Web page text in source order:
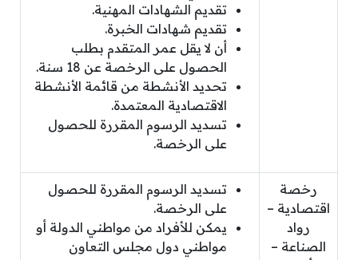
تقديم الشهادات المهنية.
تقديم شهادات الخبرة.
أن لا يقل عمر المتقدم بطلب
الحصول على الرخصة عن 18 سنة.
تحديد الأنشطة من قائمة الأنشطة
الاقتصادية المعتمدة.
تسديد الرسوم المقررة للحصول
على الرخصة.
رخصة
اقتصادية –
رواد
الصناعة –
تسديد الرسوم المقررة للحصول
على الرخصة.
يمكن للأفراد من مواطني الدولة أو
مواطني دول مجلس التعاون